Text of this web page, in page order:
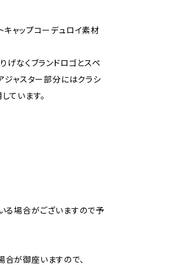
ャップコーデュロイ素材
げなくブランドロゴとスペ
ジャスター部分にはクラシ
ています。
る場合がございますので予
が御座いますので、